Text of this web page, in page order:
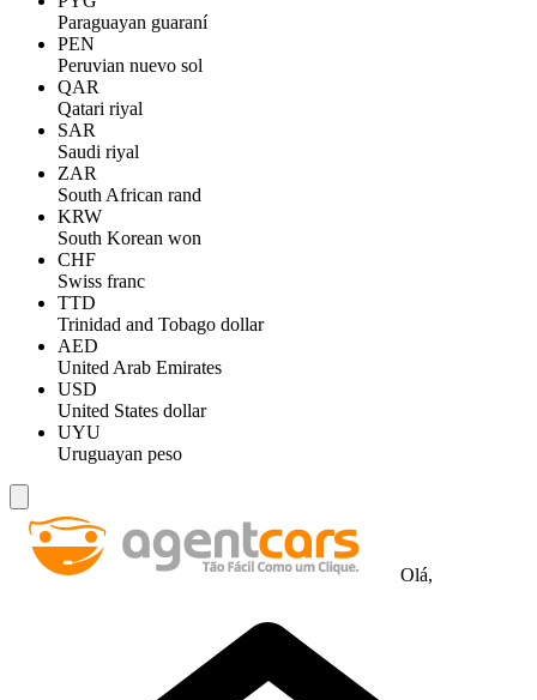
Paraguayan guaraní
PEN
Peruvian nuevo sol
QAR
Qatari riyal
SAR
Saudi riyal
ZAR
South African rand
KRW
South Korean won
CHF
Swiss franc
TTD
Trinidad and Tobago dollar
AED
United Arab Emirates
USD
United States dollar
UYU
Uruguayan peso
Olá,